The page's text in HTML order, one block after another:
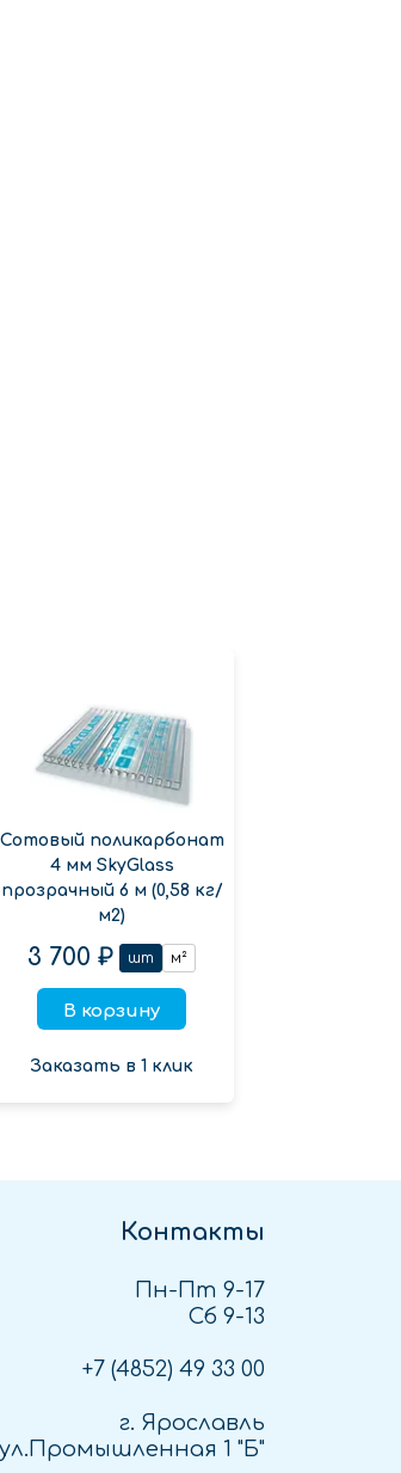
Сотовый поликарбонат
4 мм SkyGlass
прозрачный 6 м (0,58 кг/
м2)
3 700 ₽ шт м²
В корзину
Заказать в 1 клик
Контакты
Пн-Пт 9-17
Сб 9-13
+7 (4852) 49 33 00
г. Ярославль
ул.Промышленная 1 "Б"